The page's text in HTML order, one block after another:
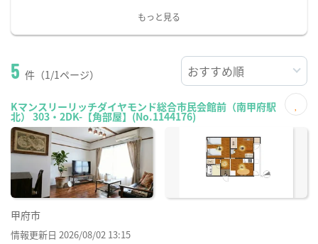
もっと見る
5 件（1/1ページ）
Kマンスリーリッチダイヤモンド総合市民会館前（南甲府駅
北） 303・2DK-【角部屋】(No.1144176)
に入
甲府市
情報更新日 2026/08/02 13:15